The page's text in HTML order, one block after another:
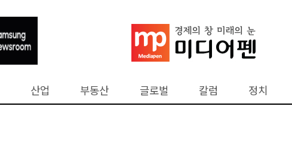
산업 부동산 글로벌 칼럼 정치